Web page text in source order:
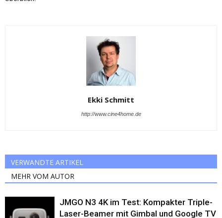
Ekki Schmitt
http://www.cine4home.de
VERWANDTE ARTIKEL
MEHR VOM AUTOR
JMGO N3 4K im Test: Kompakter Triple-
Laser-Beamer mit Gimbal und Google TV